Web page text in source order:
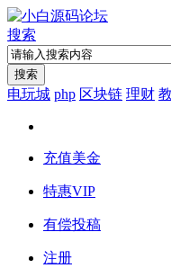
搜索
搜索
电玩城 php 区块链 理财
充值美金
特惠VIP
有偿投稿
注册